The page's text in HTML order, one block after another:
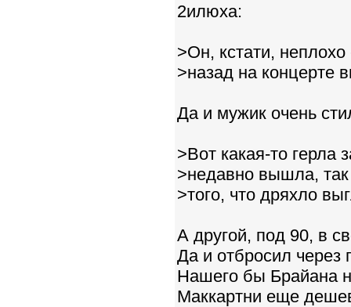
2илюха:
>Он, кстати, неплохо
>назад на концерте
Да и мужик очень
>Вот какая-то
>недавно вышла,
>того, что дряхло
А другой, под 90, в
Да и отбросил через
Нашего бы Брайана
Маккартни еще